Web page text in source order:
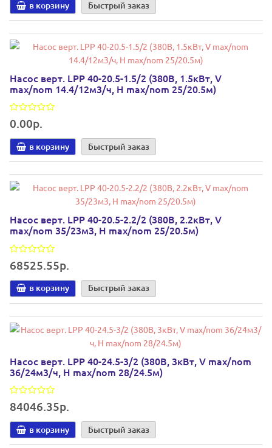
в корзину Быстрый заказ
Насос верт. LPP 40-20.5-1.5/2 (380В, 1.5кВт, V
max/nom 14.4/12м3/ч, Н max/nom 25/20.5м)
0.00р.
в корзину Быстрый заказ
Насос верт. LPP 40-20.5-2.2/2 (380В, 2.2кВт, V
max/nom 35/23м3, Н max/nom 25/20.5м)
68525.55р.
в корзину Быстрый заказ
Насос верт. LPP 40-24.5-3/2 (380В, 3кВт, V max/nom
36/24м3/ч, Н max/nom 28/24.5м)
84046.35р.
в корзину Быстрый заказ